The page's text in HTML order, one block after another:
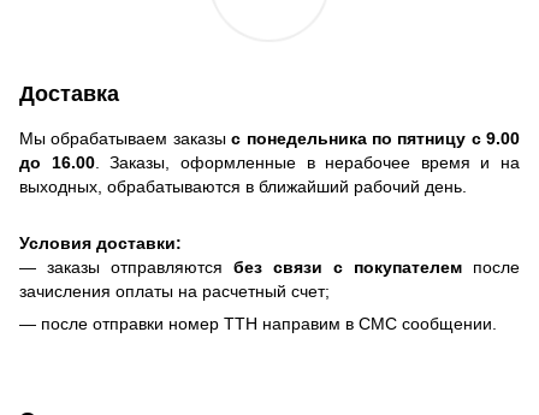
Доставка
Мы обрабатываем заказыс понедельника по пятницу с 9.00
до 16.00. Заказы, оформленные в нерабочее время и на
выходных, обрабатываются в ближайший рабочий день.
Условия доставки:
— заказы отправляются без связи с покупателем после
зачисления оплаты на расчетный счет;
— после отправки номер ТТН направим в СМС сообщении.